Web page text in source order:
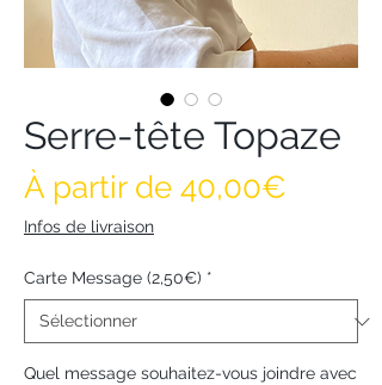
Serre-tête Topaze
À partir de 40,00€
Infos de livraison
Carte Message (2,50€) *
Quel message souhaitez-vous joindre avec